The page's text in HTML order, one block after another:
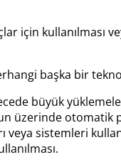
için kullanılması
başka bir
büyük
üzerinde
sistemleri